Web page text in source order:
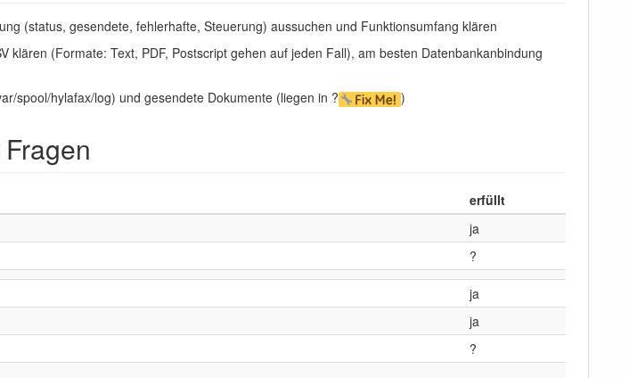
(status, gesendete, fehlerhafte, Steuerung) aussuchen und Funktionsumfang klären
klären (Formate: Text, PDF, Postscript gehen auf jeden Fall), am besten Datenbankanbindung
spool/hylafax/log) und gesendete Dokumente (liegen in ?
)
erfüllt
ja
?
ja
ja
?